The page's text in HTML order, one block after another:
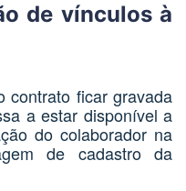
de vínculos à
contrato ficar gravada
a estar disponível a
do colaborador na
de cadastro da